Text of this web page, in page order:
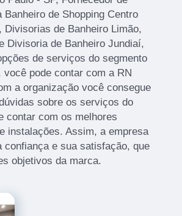
Banheiro de Shopping Centro
Divisorias de Banheiro Limão,
Divisoria de Banheiro Jundiaí,
de serviços do segmento
pode contar com a RN
a organização você consegue
sobre os serviços do
contar com os melhores
instalações. Assim, a empresa
confiança e sua satisfação, que
objetivos da marca.